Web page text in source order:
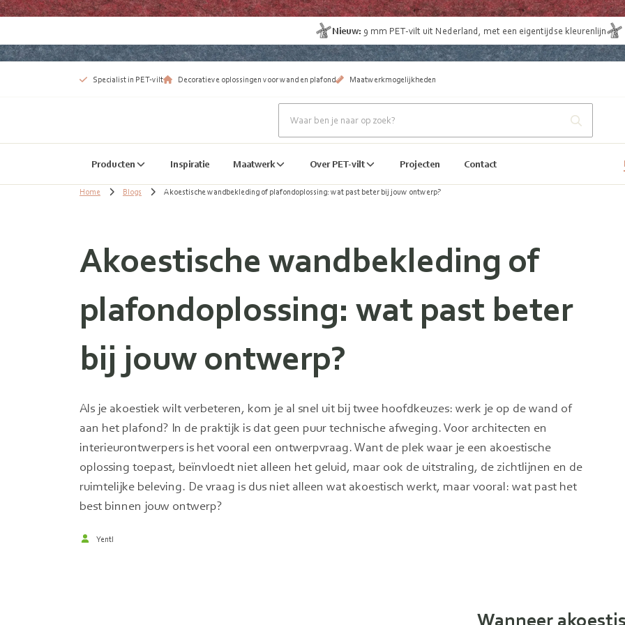
Nieuw: 9 mm PET-vilt uit Nederland , met een eigentijdse kleurenlijn
Specialist in PET-vilt Decoratieve oplossingen voor wand en plafond Maatwerkmogelijkheden
Producten Inspiratie Maatwerk Over PET-vilt Projecten Contact
Home Blogs Akoestische wandbekleding of plafondoplossing: wat past beter bij jouw ontwerp?
Akoestische wandbekleding of
plafondoplossing: wat past beter
bij jouw ontwerp?
Als je akoestiek wilt verbeteren, kom je al snel uit bij twee hoofdkeuzes: werk je op de wand of
aan het plafond? In de praktijk is dat geen puur technische afweging. Voor architecten en
interieurontwerpers is het vooral een ontwerpvraag. Want de plek waar je een akoestische
oplossing toepast, beïnvloedt niet alleen het geluid, maar ook de uitstraling, de zichtlijnen en de
ruimtelijke beleving. De vraag is dus niet alleen wat akoestisch werkt, maar vooral: wat past het
best binnen jouw ontwerp?
Yentl
Wanneer